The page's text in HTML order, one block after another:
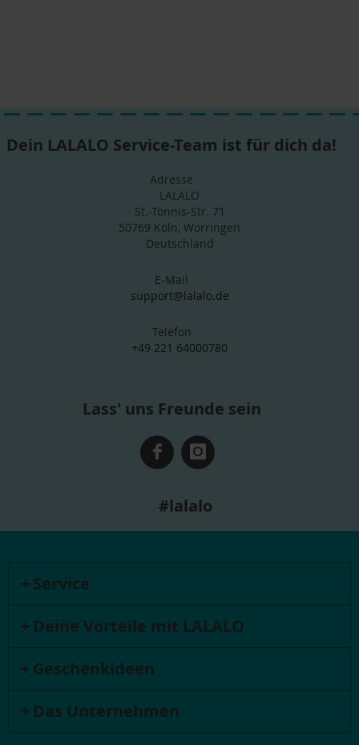
Dein LALALO Service-Team ist für dich da!
Adresse
LALALO
St.-Tönnis-Str. 71
50769 Köln, Worringen
Deutschland
E-Mail
support@lalalo.de
Telefon
+49 221 64000780
Lass' uns Freunde sein
#lalalo
Service
Deine Vorteile mit LALALO
Geschenkideen
Das Unternehmen